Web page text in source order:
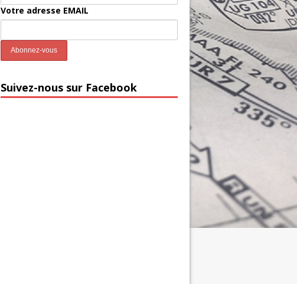
Votre adresse EMAIL
Suivez-nous sur Facebook